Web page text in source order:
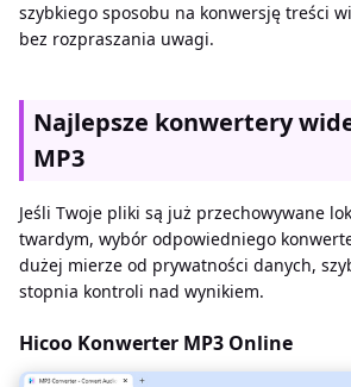
szybkiego sposobu na konwersję treści
bez rozpraszania uwagi.
Najlepsze konwertery
MP3
Jeśli Twoje pliki są już przechowywane
twardym, wybór odpowiedniego
dużej mierze od prywatności danych,
stopnia kontroli nad wynikiem.
Hicoo Konwerter MP3 Online